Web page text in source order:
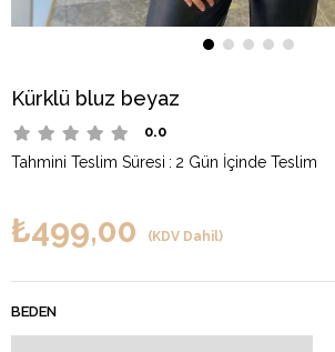
Kürklü bluz beyaz
0.0
Tahmini Teslim Süresi : 2 Gün İçinde Teslim
₺499,00 (KDV Dahil)
BEDEN